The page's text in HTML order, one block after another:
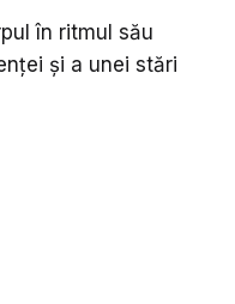
în ritmul său
și a unei stări